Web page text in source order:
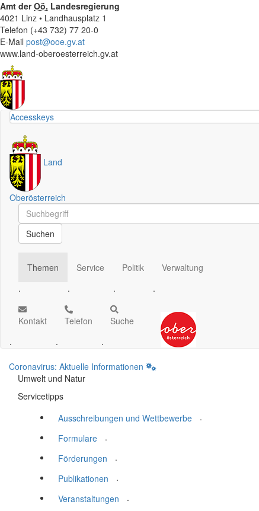
Amt derOö. Landesregierung
4021 Linz • Landhausplatz 1
Telefon (+43 732) 77 20-0
E-Mail post@ooe.gv.at
www.land-oberoesterreich.gv.at
Accesskeys
Land
Oberösterreich
Schnellsuche
Schnellsuche
Suchen
Themen
.
Service
.
Politik
.
Verwaltung
.
Kontakt
.
Telefon
.
Suche
.
Coronavirus: Aktuelle Informationen
Umwelt und Natur
Servicetipps
Ausschreibungen und Wettbewerbe
.
Formulare
.
Förderungen
.
Publikationen
.
Veranstaltungen
.